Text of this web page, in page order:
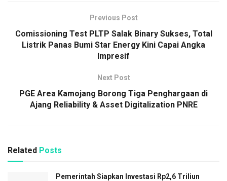
Previous Post
Comissioning Test PLTP Salak Binary Sukses, Total
Listrik Panas Bumi Star Energy Kini Capai Angka
Impresif
Next Post
PGE Area Kamojang Borong Tiga Penghargaan di
Ajang Reliability & Asset Digitalization PNRE
Related Posts
Pemerintah Siapkan Investasi Rp2,6 Triliun